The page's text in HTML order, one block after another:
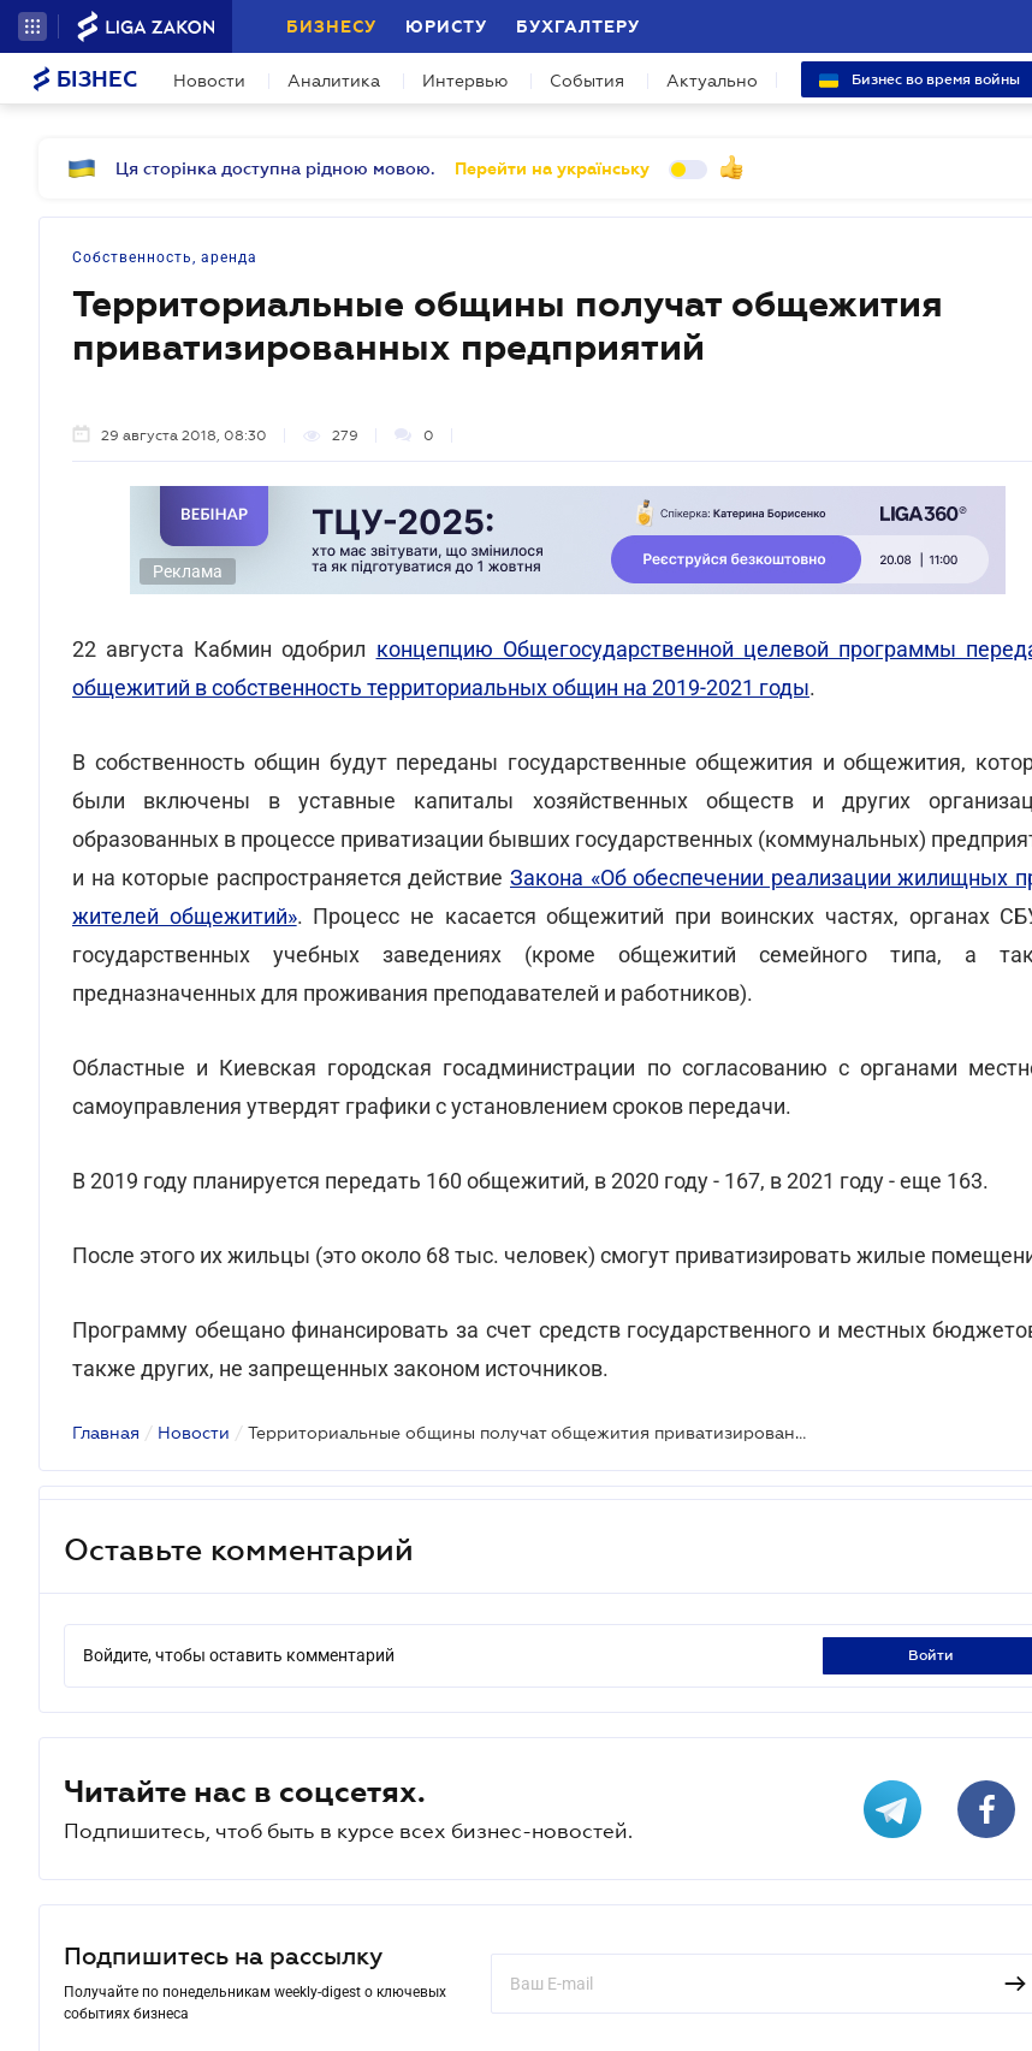
БИЗНЕСУ ЮРИСТУ БУХГАЛТЕРУ
БІЗНЕС Новости Аналитика Интервью События Актуально Бизнес во время войны
Ця сторінка доступна рідною мовою. Перейти на українську
Собственность, аренда
Территориальные общины получат общежития
приватизированных предприятий
29 августа 2018, 08:30 279 0
Реклама
22 августа Кабмин одобрил концепцию Общегосударственной целевой программы
общежитий в собственность территориальных общин на 2019-2021 годы.
В собственность общин будут переданы государственные общежития и общежития,
были включены в уставные капиталы хозяйственных обществ и других
образованных в процессе приватизации бывших государственных (коммунальных)
и на которые распространяется действие Закона «Об обеспечении реализации жилищных
жителей общежитий». Процесс не касается общежитий при воинских частях, органах
государственных учебных заведениях (кроме общежитий семейного типа, а
предназначенных для проживания преподавателей и работников).
Областные и Киевская городская госадминистрации по согласованию с органами
самоуправления утвердят графики с установлением сроков передачи.
В 2019 году планируется передать 160 общежитий, в 2020 году - 167, в 2021 году - еще 163.
После этого их жильцы (это около 68 тыс. человек) смогут приватизировать жилые
Программу обещано финансировать за счет средств государственного и местных
также других, не запрещенных законом источников.
Главная / Новости / Территориальные общины получат общежития приватизированных предприятий
Оставьте комментарий
Войдите, чтобы оставить комментарий войти
Читайте нас в соцсетях.
Подпишитесь, чтоб быть в курсе всех бизнес-новостей.
Подпишитесь на рассылку
Получайте по понедельникам weekly-digest о ключевых
событиях бизнеса